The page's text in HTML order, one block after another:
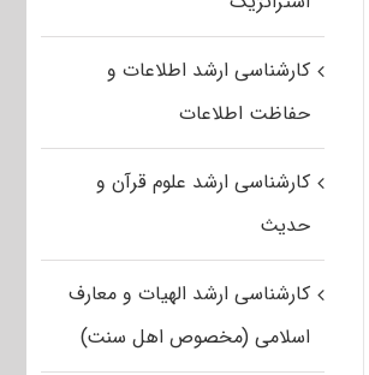
کارشناسی ارشد اطلاعات و
حفاظت اطلاعات
کارشناسی ارشد علوم قرآن و
حدیث
کارشناسی ارشد الهیات و معارف
اسلامی (مخصوص اهل سنت)